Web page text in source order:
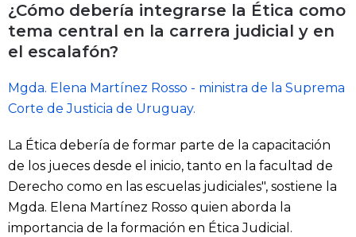
¿Cómo debería integrarse la Ética como
tema central en la carrera judicial y en
el escalafón?
Mgda. Elena Martínez Rosso - ministra de la Suprema
Corte de Justicia de Uruguay.
La Ética debería de formar parte de la capacitación
de los jueces desde el inicio, tanto en la facultad de
Derecho como en las escuelas judiciales", sostiene la
Mgda. Elena Martínez Rosso quien aborda la
importancia de la formación en Ética Judicial.